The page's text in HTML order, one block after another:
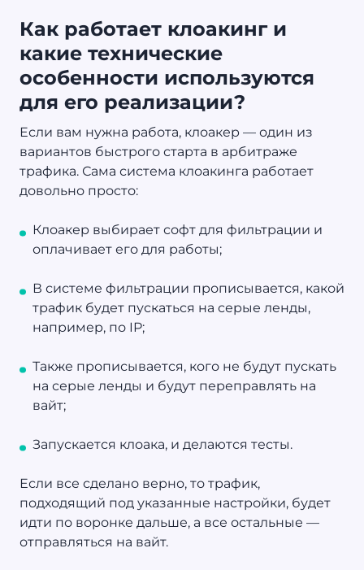
Как работает клоакинг и
какие технические
особенности используются
для его реализации?
Если вам нужна работа, клоакер — один из
вариантов быстрого старта в арбитраже
трафика. Сама система клоакинга работает
довольно просто:
Клоакер выбирает софт для фильтрации и
оплачивает его для работы;
В системе фильтрации прописывается, какой
трафик будет пускаться на серые ленды,
например, по IP;
Также прописывается, кого не будут пускать
на серые ленды и будут переправлять на
вайт;
Запускается клоака, и делаются тесты.
Если все сделано верно, то трафик,
подходящий под указанные настройки, будет
идти по воронке дальше, а все остальные —
отправляться на вайт.